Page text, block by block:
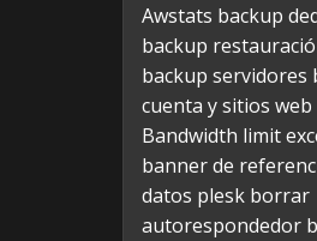
Awstats backup
backup
backup servidores
cuenta y sitios
Bandwidth limit
banner de
datos plesk borrar
autorespondedor